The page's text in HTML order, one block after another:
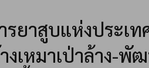
ยาสูบแห่งประเ
งเหมาเป่าล้าง-พั